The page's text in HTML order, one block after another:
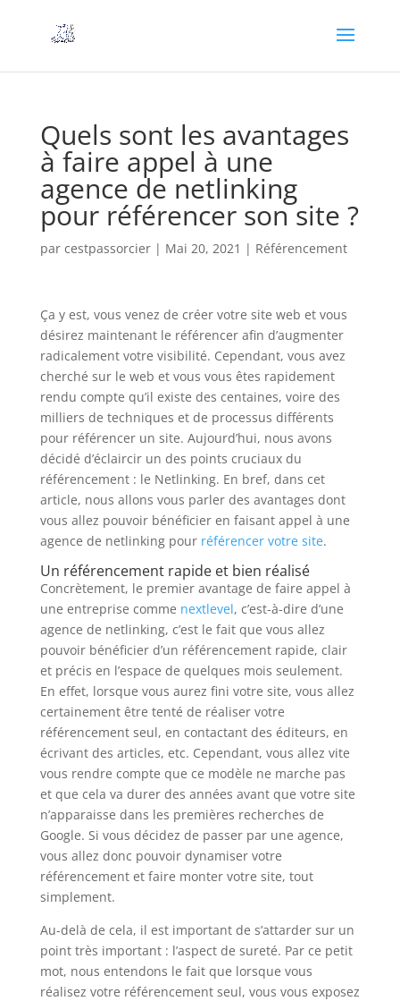
Quels sont les avantages
à faire appel à une
agence de netlinking
pour référencer son site ?
par cestpassorcier| Mai 20, 2021 | Référencement
Ça y est, vous venez de créer votre site web et vous
désirez maintenant le référencer afin d’augmenter
radicalement votre visibilité. Cependant, vous avez
cherché sur le web et vous vous êtes rapidement
rendu compte qu’il existe des centaines, voire des
milliers de techniques et de processus différents
pour référencer un site. Aujourd’hui, nous avons
décidé d’éclaircir un des points cruciaux du
référencement : le Netlinking. En bref, dans cet
article, nous allons vous parler des avantages dont
vous allez pouvoir bénéficier en faisant appel à une
agence de netlinking pour référencer votre site.
Un référencement rapide et bien réalisé
Concrètement, le premier avantage de faire appel à
une entreprise comme nextlevel, c’est-à-dire d’une
agence de netlinking, c’est le fait que vous allez
pouvoir bénéficier d’un référencement rapide, clair
et précis en l’espace de quelques mois seulement.
En effet, lorsque vous aurez fini votre site, vous allez
certainement être tenté de réaliser votre
référencement seul, en contactant des éditeurs, en
écrivant des articles, etc. Cependant, vous allez vite
vous rendre compte que ce modèle ne marche pas
et que cela va durer des années avant que votre site
n’apparaisse dans les premières recherches de
Google. Si vous décidez de passer par une agence,
vous allez donc pouvoir dynamiser votre
référencement et faire monter votre site, tout
simplement.
Au-delà de cela, il est important de s’attarder sur un
point très important : l’aspect de sureté. Par ce petit
mot, nous entendons le fait que lorsque vous
réalisez votre référencement seul, vous vous exposez